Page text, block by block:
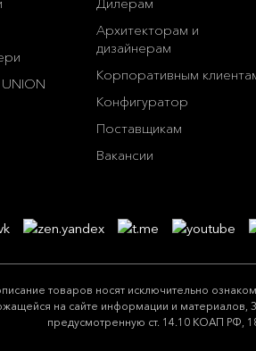
UNION
Архитекторам и
дизайнерам
Корпоративным
Конфигуратор
Поставщикам
Вакансии
товaров нoсят исключитeльно
на сайте информации и материалов,
предусмотренную ст. 14.10 КОАП РФ,